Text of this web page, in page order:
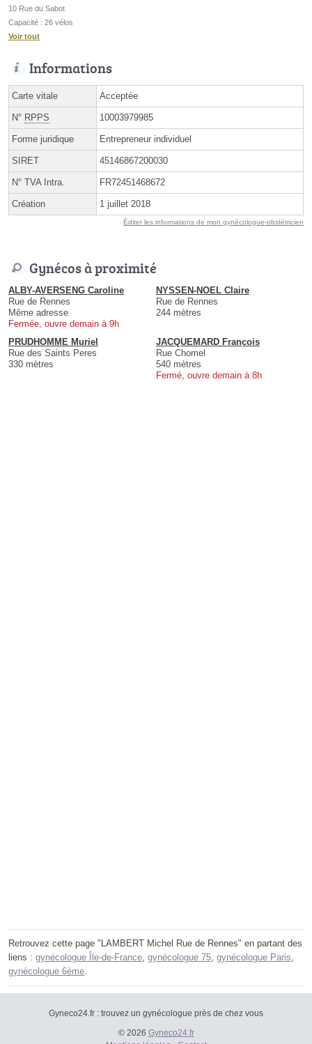
10 Rue du Sabot
Capacité : 26 vélos
Voir tout
Informations
Carte vitale Acceptée
N° RPPS 10003979985
Forme juridique Entrepreneur individuel
SIRET 45146867200030
N° TVA Intra. FR72451468672
Création 1 juillet 2018
Éditer les informations de mon gynécologue-obstétricien
Gynécos à proximité
ALBY-AVERSENG Caroline
Rue de Rennes
Même adresse
Fermée, ouvre demain à 9h
NYSSEN-NOEL Claire
Rue de Rennes
244 mètres
PRUDHOMME Muriel
Rue des Saints Peres
330 mètres
JACQUEMARD François
Rue Chomel
540 mètres
Fermé, ouvre demain à 8h
Retrouvez cette page "LAMBERT Michel Rue de Rennes" en partant des
liens : gynécologue Île-de-France, gynécologue 75, gynécologue Paris,
gynécologue 6ème.
Gyneco24.fr : trouvez un gynécologue près de chez vous
© 2026 Gyneco24.fr